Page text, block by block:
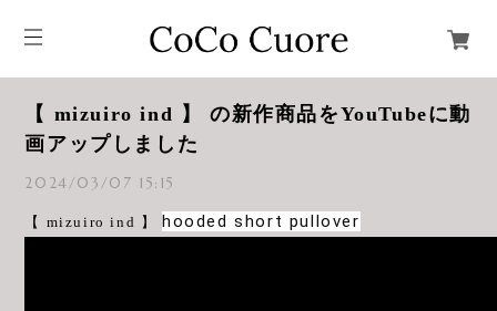
【 mizuiro ind 】 の新作商品をYouTubeに動
画アップしました
2024/03/07 15:15
【 mizuiro ind 】 hooded short pullover